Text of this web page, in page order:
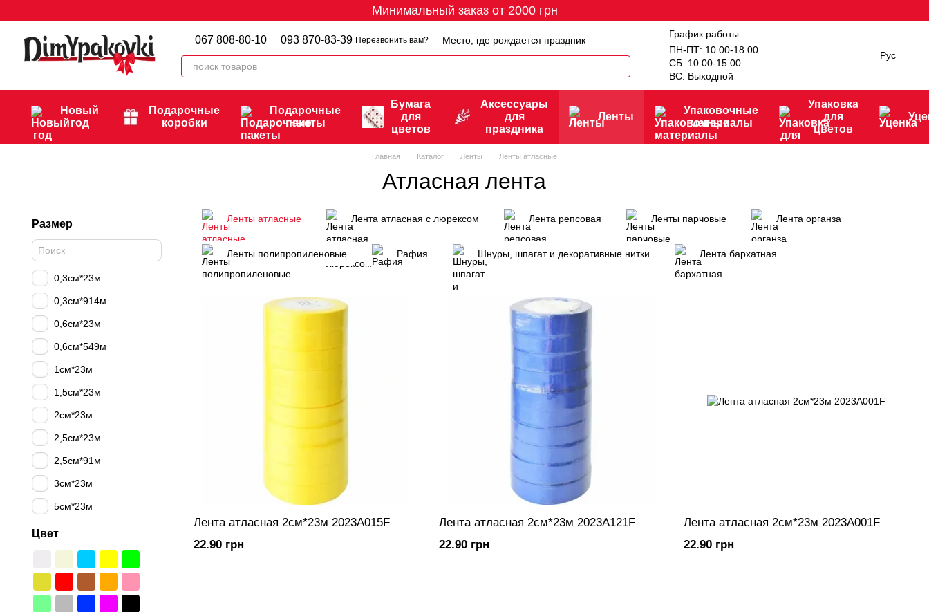
Минимальный заказ от 2000 грн
067 808-80-10 093 870-83-39 Перезвонить вам? Место, где рождается праздник
График работы:
ПН-ПТ: 10.00-18.00
СБ: 10.00-15.00
ВС: Выходной
Рус
Новый
год
Подарочные
коробки
Подарочные
пакеты
Бумага
для
цветов
Аксессуары
для
праздника
Ленты
Упаковочные
материалы
Упаковка
для
цветов
Главная Каталог Ленты Ленты атласные
Атласная лента
Ленты атласные Лента атласная с люрексом Лента репсовая Ленты парчовые Лента органза
Ленты полипропиленовые Рафия Шнуры, шпагат и декоративные нитки Лента бархатная
Лента атласная 2см*23м 2023A015F
22.90 грн
Лента атласная 2см*23м 2023A121F
22.90 грн
Лента атласная 2см*23м 2023A001F
22.90 грн
Размер
0,3см*23м
0,3см*914м
0,6см*23м
0,6см*549м
1см*23м
1,5см*23м
2см*23м
2,5см*23м
2,5см*91м
3см*23м
5см*23м
Цвет